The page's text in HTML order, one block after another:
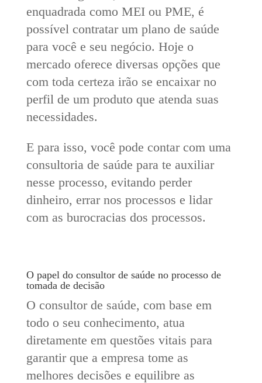
enquadrada como MEI ou PME, é
possível contratar um plano de saúde
para você e seu negócio. Hoje o
mercado oferece diversas opções que
com toda certeza irão se encaixar no
perfil de um produto que atenda suas
necessidades.
E para isso, você pode contar com uma
consultoria de saúde para te auxiliar
nesse processo, evitando perder
dinheiro, errar nos processos e lidar
com as burocracias dos processos.
O papel do consultor de saúde no processo de
tomada de decisão
O consultor de saúde, com base em
todo o seu conhecimento, atua
diretamente em questões vitais para
garantir que a empresa tome as
melhores decisões e equilibre as